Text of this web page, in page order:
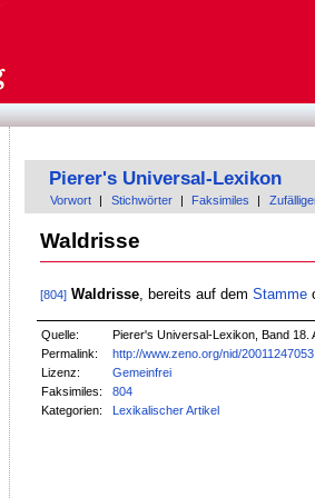
Pierer's Universal-Lexikon
Vorwort Stichwörter Faksimiles
Waldrisse
[804] Waldrisse, bereits auf dem Stamme
Quelle:
Pierer's Universal-Lexikon, Band 18.
Permalink:
http://www.zeno.org/nid/20011247053
Lizenz:
Gemeinfrei
Faksimiles:
804
Kategorien:
Lexikalischer Artikel